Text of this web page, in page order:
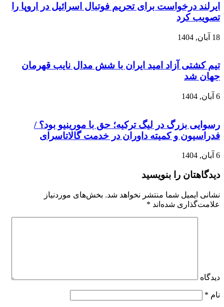
ایرلند درخواست برای تحریم فوتبال اسرائیل در اروپا را
تصویب کرد
18 آبان, 1404
تیم کشتی آزاد امید ایران با شش مدال نایب قهرمان
جهان شد
6 آبان, 1404
رسوایی بزرگ در لیگ ترکیه؛ حق با مورینیو بود؟ /
فدراسیون و کمیته داوران در خدمت گالاتاسرای
6 آبان, 1404
دیدگاهتان را بنویسید
نشانی ایمیل شما منتشر نخواهد شد. بخش‌های موردنیاز
علامت‌گذاری شده‌اند *
دیدگاه
نام *